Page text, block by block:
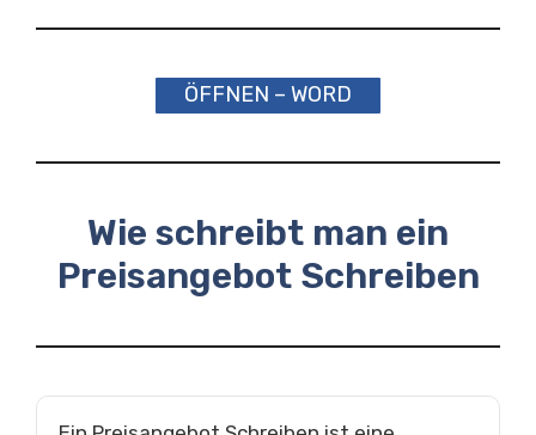
ÖFFNEN – WORD
Wie schreibt man ein
Preisangebot Schreiben